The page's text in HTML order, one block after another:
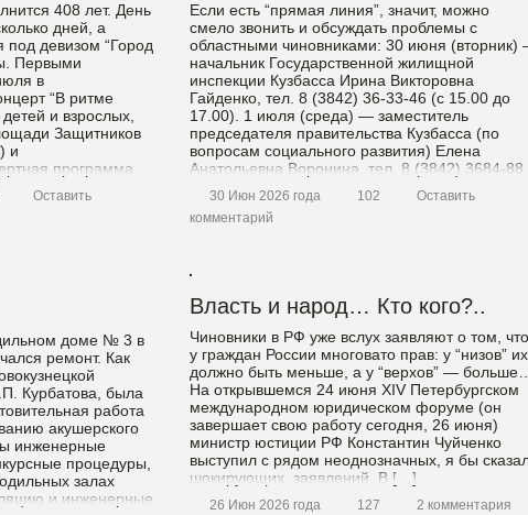
408 лет. День
дней, а
под девизом “Город
Первыми
в
“В ритме
и взрослых,
Защитников
и
программа
Оставить
Если есть “прямая линия”, значит, можно
смело звонить и обсуждать проблемы с
областными чиновниками: 30 июня (вторник)
начальник Государственной жилищной
инспекции Кузбасса Ирина Викторовна
Гайденко, тел. 8 (3842) 36-33-46 (с 15.00 до
17.00). 1 июля (среда) — заместитель
председателя правительства Кузбасса (по
вопросам социального развития) Елена
Анатольевна Воронина, тел. 8 (3842) 3684-88
(с 15.00 до 16.00); — […]
30 Июн 2026 года 102
Оставить
комментарий
доме № 3 в
ремонт. Как
Курбатова, была
работа
акушерского
инженерные
процедуры,
залах
и инженерные
Власть и народ… Кто кого?..
Чиновники в РФ уже вслух заявляют о том, что
у граждан России многовато прав: у “низов” их
должно быть меньше, а у “верхов” —
На открывшемся 24 июня XIV Петербургском
международном юридическом форуме (он
завершает свою работу сегодня, 26 июня)
министр юстиции РФ Константин Чуйченко
выступил с рядом неоднозначных, я бы
шокирующих, заявлений. В […]
26 Июн 2026 года 127 2 комментария